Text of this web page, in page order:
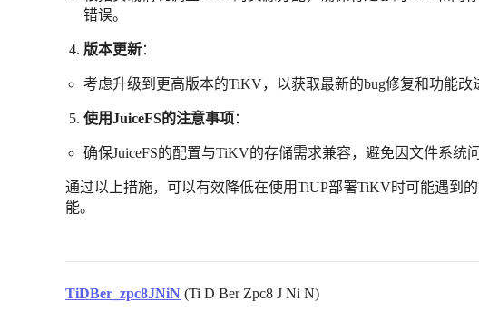
错误。
版本更新：
考虑升级到更高版本的TiKV，以获取最新的bug修复和功能改
使用JuiceFS的注意事项 ：
确保JuiceFS的配置与TiKV的存储需求兼容，避免因文件系统
通过以上措施，可以有效降低在使用TiUP部署TiKV时可能遇到
能。
TiDBer_zpc8JNiN (Ti D Ber Zpc8 J Ni N)